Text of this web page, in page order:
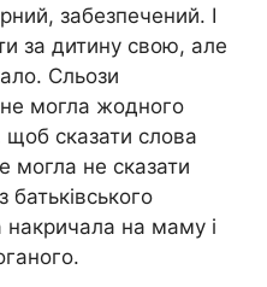
забезпечений. І
за дитину свою, але
Сльози
не могла жодного
щоб сказати слова
могла не сказати
на маму і